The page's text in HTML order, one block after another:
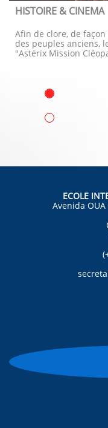
HISTOIRE & CINEMA
Afin de clore, de
des peuples anciens,
"Astérix Mission
ECOLE
Avenida